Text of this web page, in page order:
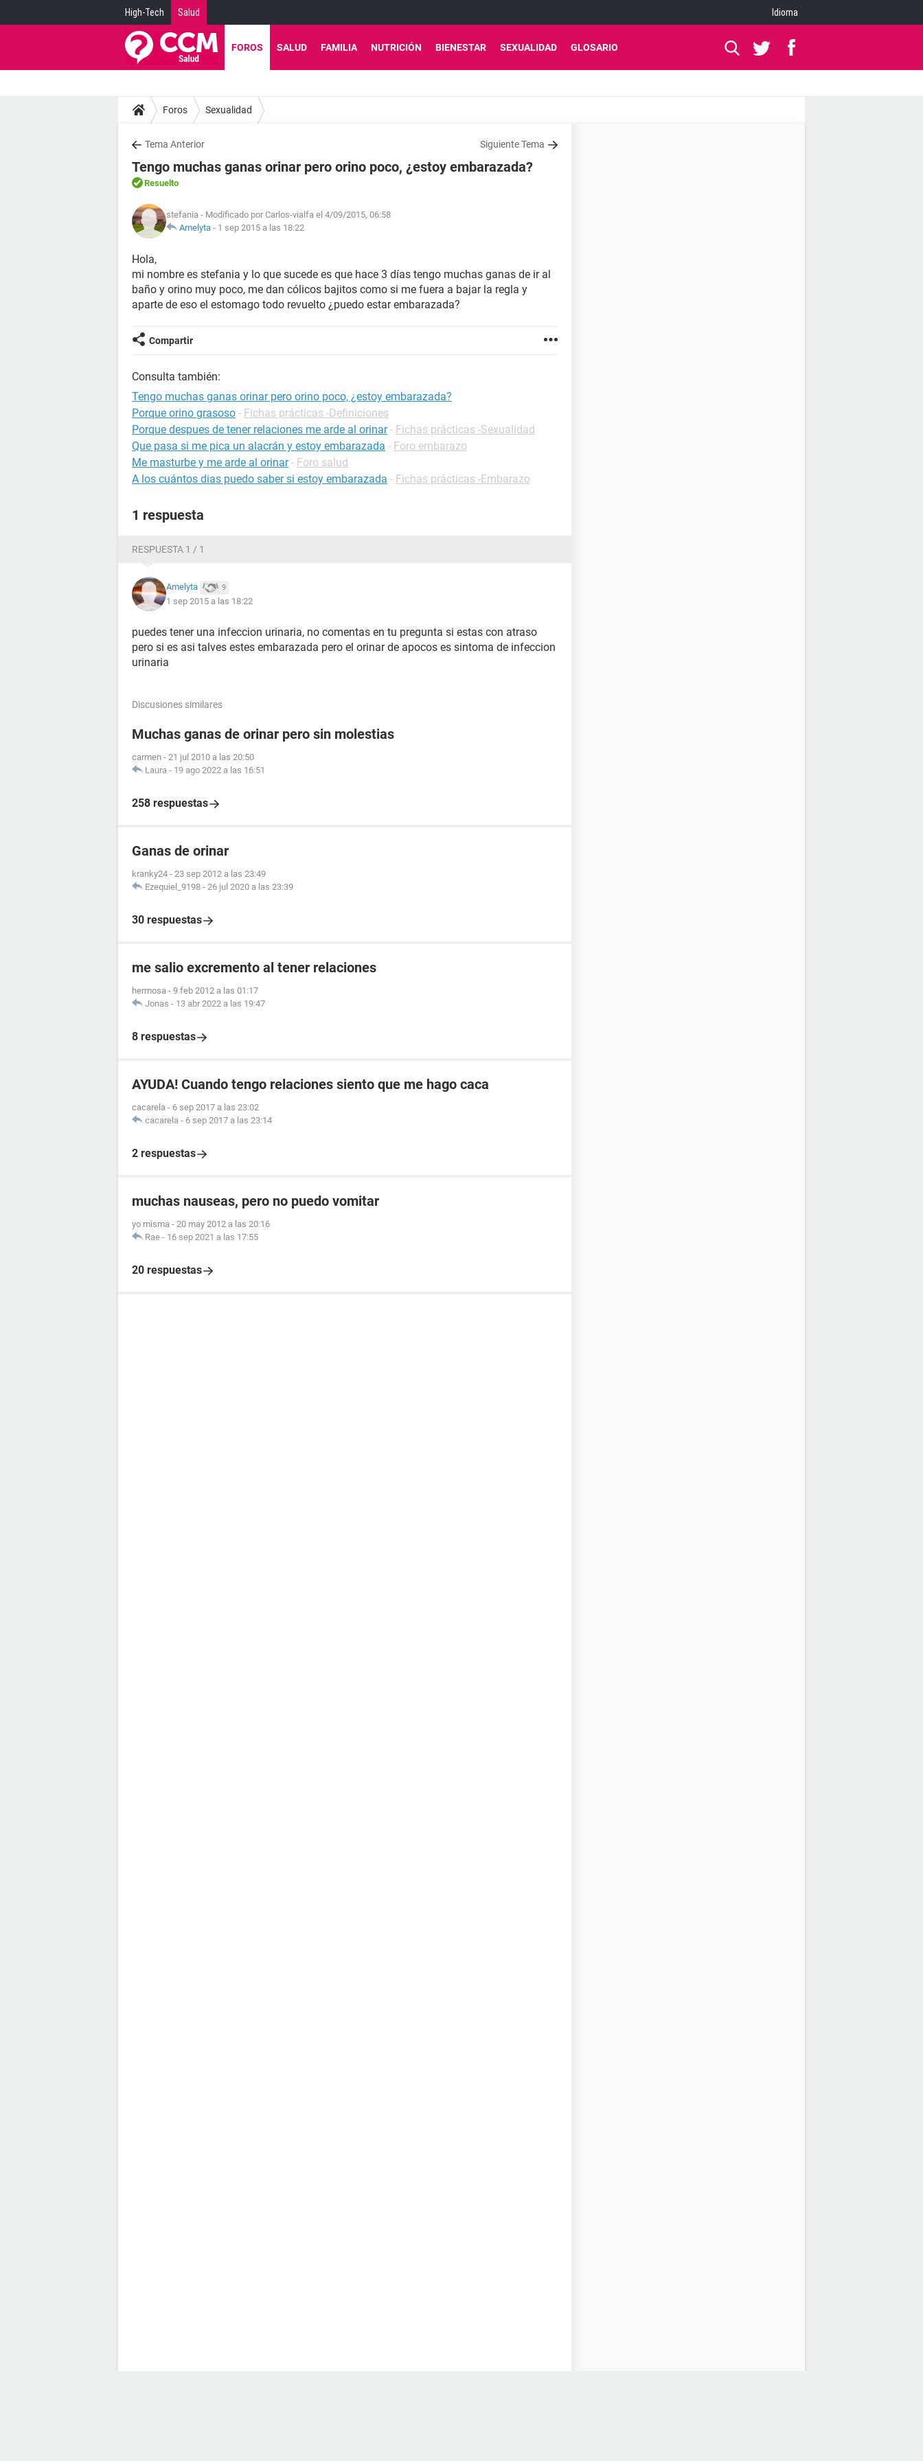
High-Tech Salud Idioma
FOROS SALUD FAMILIA NUTRICIÓN BIENESTAR SEXUALIDAD GLOSARIO
Foros Sexualidad
Tema Anterior Siguiente Tema
Tengo muchas ganas orinar pero orino poco, ¿estoy embarazada?
Resuelto
stefania - Modificado por Carlos-vialfa el 4/09/2015, 06:58
Amelyta - 1 sep 2015 a las 18:22
Hola,
mi nombre es stefania y lo que sucede es que hace 3 días tengo muchas ganas de ir al
baño y orino muy poco, me dan cólicos bajitos como si me fuera a bajar la regla y
aparte de eso el estomago todo revuelto ¿puedo estar embarazada?
Compartir
Consulta también:
Tengo muchas ganas orinar pero orino poco, ¿estoy embarazada?
Porque orino grasoso - Fichas prácticas -Definiciones
Porque despues de tener relaciones me arde al orinar - Fichas prácticas -Sexualidad
Que pasa si me pica un alacrán y estoy embarazada - Foro embarazo
Me masturbe y me arde al orinar - Foro salud
A los cuántos dias puedo saber si estoy embarazada - Fichas prácticas -Embarazo
1 respuesta
RESPUESTA 1 / 1
Amelyta 9
1 sep 2015 a las 18:22
puedes tener una infeccion urinaria, no comentas en tu pregunta si estas con atraso
pero si es asi talves estes embarazada pero el orinar de apocos es sintoma de infeccion
urinaria
Discusiones similares
Muchas ganas de orinar pero sin molestias
carmen - 21 jul 2010 a las 20:50
Laura - 19 ago 2022 a las 16:51
258 respuestas
Ganas de orinar
kranky24 - 23 sep 2012 a las 23:49
Ezequiel_9198 - 26 jul 2020 a las 23:39
30 respuestas
me salio excremento al tener relaciones
hermosa - 9 feb 2012 a las 01:17
Jonas - 13 abr 2022 a las 19:47
8 respuestas
AYUDA! Cuando tengo relaciones siento que me hago caca
cacarela - 6 sep 2017 a las 23:02
cacarela - 6 sep 2017 a las 23:14
2 respuestas
muchas nauseas, pero no puedo vomitar
yo misma - 20 may 2012 a las 20:16
Rae - 16 sep 2021 a las 17:55
20 respuestas